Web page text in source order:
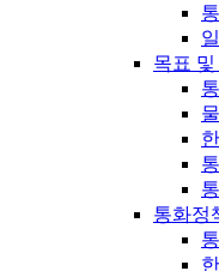
목표 및
통화정